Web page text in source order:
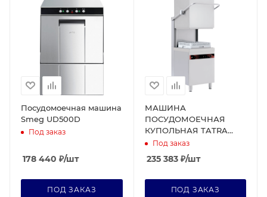
Посудомоечная машина
Smeg UD500D
Под заказ
178 440 ₽/шт
ПОД ЗАКАЗ
МАШИНА
ПОСУДОМОЕЧНАЯ
КУПОЛЬНАЯ TATRA
TW.H50+DR+DD
Под заказ
235 383₽/шт
ПОД ЗАКАЗ